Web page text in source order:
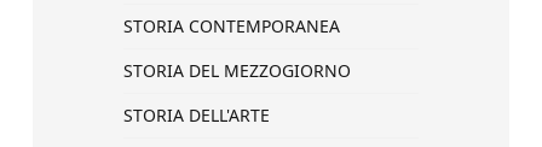
STORIA CONTEMPORANEA
STORIA DEL MEZZOGIORNO
STORIA DELL'ARTE